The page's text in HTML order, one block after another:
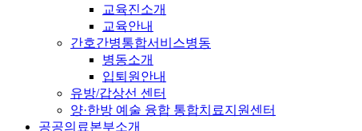
교육진소개
교육안내
간호간병통합서비스병동
병동소개
입퇴원안내
유방/갑상선 센터
양·한방 예술 융합 통합치료지원센터
공공의료본부소개